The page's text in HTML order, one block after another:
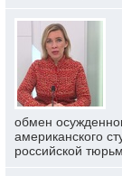
обмен
американского
российской